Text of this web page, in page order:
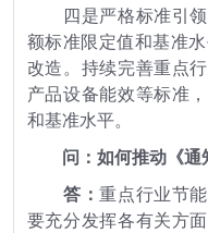
四是严格标准引领
额标准限定值和基准
改造。持续完善重点
产品设备能效等标准
和基准水平。
问：如何推动《
答：重点行业节
要充分发挥各有关方